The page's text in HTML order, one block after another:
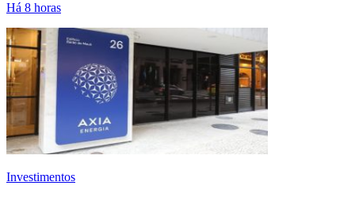
Há 8 horas
Investimentos